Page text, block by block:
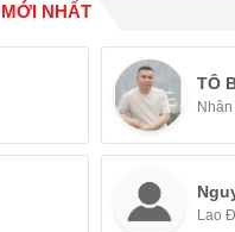
NHẤT
TÔ
Lao